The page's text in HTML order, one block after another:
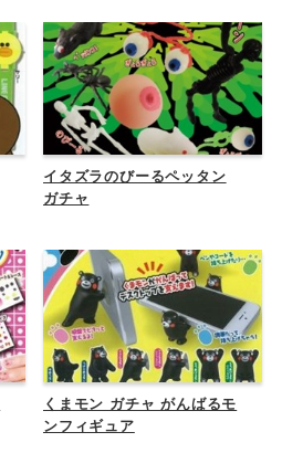
イタズラのびーるペッタン
ガチャ
くまモン ガチャ がんばるモ
ンフィギュア